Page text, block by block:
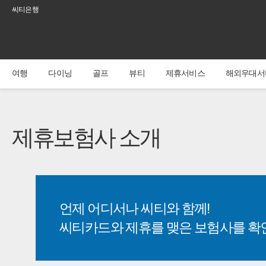
씨티은행
t
i여행 다이닝 골프 뷰티 제휴서비스 해외우대
제휴보험사 소개
언제 어디서나 씨티와 함께!
씨티카드와 제휴를 맺은 보험사를 확